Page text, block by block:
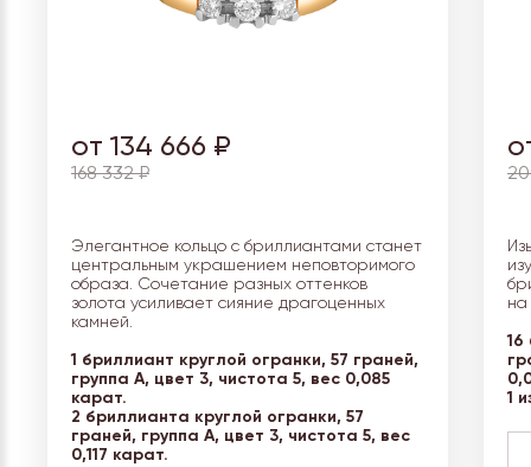
от 134 666 ₽
168 332 ₽
Элегантное кольцо с бриллиантами станет
центральным украшением неповторимого
образа. Сочетание разных оттенков
золота усиливает сияние драгоценных
камней.
1 бриллиант круглой огранки, 57 граней,
группа А, цвет 3, чистота 5, вес 0,085
карат.
2 бриллианта круглой огранки, 57
граней, группа А, цвет 3, чистота 5, вес
0,117 карат.
на
16
1